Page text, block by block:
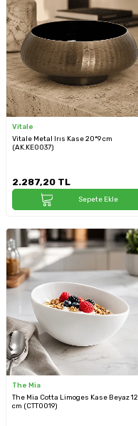
Vitale
Vitale Metal Irıs Kase 20*9 cm
(AK.KE0037)
2.287,20 TL
Sepete Ekle
The Mia
The Mia Cotta Limoges Kase Beyaz 12
cm (CTT0019)